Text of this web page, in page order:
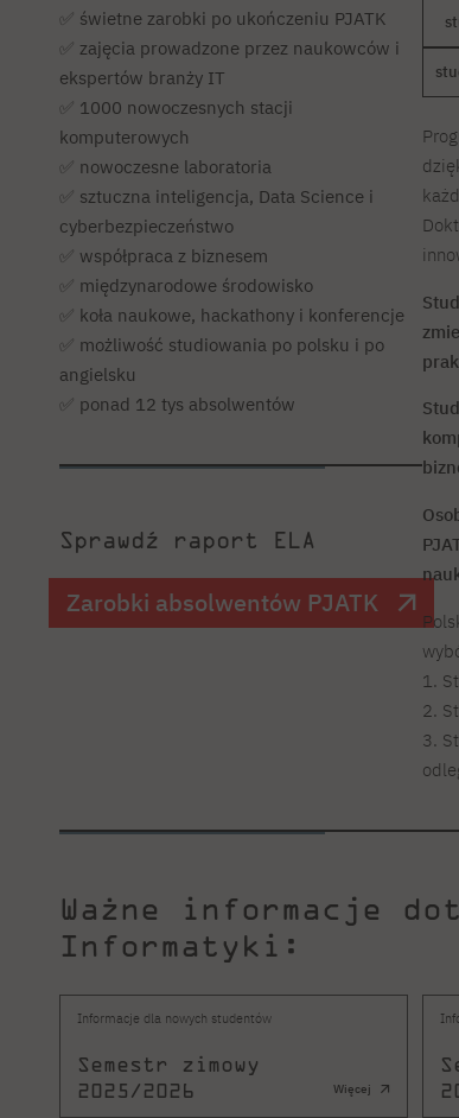
✅ świetne zarobki po ukończeniu PJATK
✅ zajęcia prowadzone przez naukowców i
ekspertów branży IT
✅ 1000 nowoczesnych stacji
komputerowych
✅ nowoczesne laboratoria
✅ sztuczna inteligencja, Data Science i
cyberbezpieczeństwo
✅ współpraca z biznesem
✅ międzynarodowe środowisko
✅ koła naukowe, hackathony i konferencje
✅ możliwość studiowania po polsku i po
angielsku
✅ ponad 12 tys absolwentów
Sprawdź raport ELA
Zarobki absolwentów PJATK
1.
2.
3.
Ważne informacje
Informatyki:
Informacje dla nowych studentów
Semestr zimowy
2025/2026
Więcej